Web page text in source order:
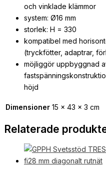
och vinklade klämmor
system: Ø16 mm
storlek: H = 330
kompatibel med
(tryckfötter, adaptrar,
möjliggör uppbyggnad
höjd
Dimensioner 15 × 43 × 3 cm
Relaterade